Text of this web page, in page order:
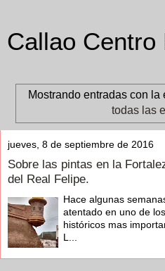
Callao Centro
Mostrando entradas con la
todas las
jueves, 8 de septiembre de 2016
Sobre las pintas en la
del Real Felipe.
Hace algunas
atentado en uno de
históricos mas
L...